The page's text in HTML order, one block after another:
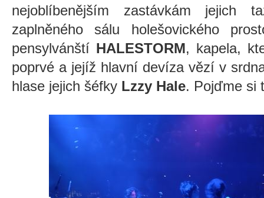
nejoblíbenějším zastávkám jejich
zaplněného sálu holešovického
pensylvánští HALESTORM, kapela,
poprvé a jejíž hlavní devíza vězí v
hlase jejich šéfky Lzzy Hale. Pojďme si